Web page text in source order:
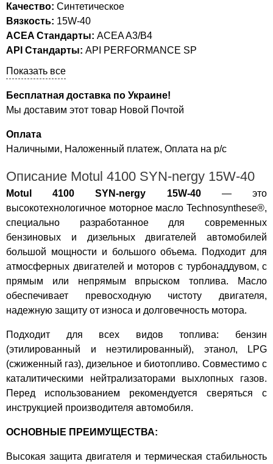
Качество: Синтетическое
Вязкость: 15W-40
ACEA Стандарты: ACEA A3/B4
API Стандарты: API PERFORMANCE SP
Показать все
Бесплатная доставка по Украине!
Мы доставим этот товар Новой Почтой
Оплата
Наличными, Наложенный платеж, Оплата на р/с
Описание Motul 4100 SYN-nergy 15W-40
Motul 4100 SYN-nergy 15W-40— это
высокотехнологичное моторное масло Technosynthese®,
специально разработанное для современных
бензиновых и дизельных двигателей автомобилей
большой мощности и большого объема. Подходит для
атмосферных двигателей и моторов с турбонаддувом, с
прямым или непрямым впрыском топлива. Масло
обеспечивает превосходную чистоту двигателя,
надежную защиту от износа и долговечность мотора.
Подходит для всех видов топлива: бензин
(этилированный и неэтилированный), этанол, LPG
(сжиженный газ), дизельное и биотопливо. Совместимо с
каталитическими нейтрализаторами выхлопных газов.
Перед использованием рекомендуется сверяться с
инструкцией производителя автомобиля.
ОСНОВНЫЕ ПРЕИМУЩЕСТВА:
Высокая защита двигателя и термическая стабильность